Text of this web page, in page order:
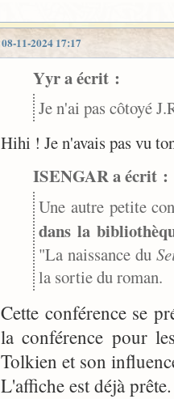
08-11-2024 17:17
Yyr a écrit :
Je n'ai pas côtoyé
Hihi ! Je n'avais pas vu
ISENGAR a écrit :
Une autre petite
dans la
"La naissance du
la sortie du roman.
Cette conférence se
la conférence pour
Tolkien et son
L'affiche est déjà prête.